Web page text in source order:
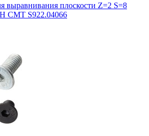
выравнивания плоскости Z=2 S=8
CMT S922.04066